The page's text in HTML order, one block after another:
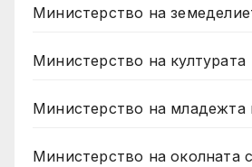
Министерство на
Министерство на културата
Министерство на младежта
Министерство на околната